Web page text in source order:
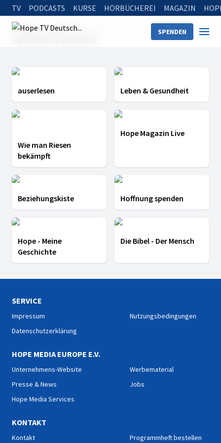
TV PODCASTS KURSE HÖRBÜCHEREI MAGAZIN
SPENDEN
Startseite
Interviews
auserlesen Leben & Gesundheit
Wie man Riesen
bekämpft
Hope Magazin Live
Beziehungskiste Hoffnung spenden
Hope - Meine
Geschichte
Die Bibel - Der Mensch
SERVICE
Impressum
Datenschutzerklärung
Nutzungsbedingungen
HOPE MEDIA EUROPE E.V.
Unternehmens-Website
Presse & News
Hope Media Services
Werbematerial
Jobs
KONTAKT
Kontakt Programmheft bestellen